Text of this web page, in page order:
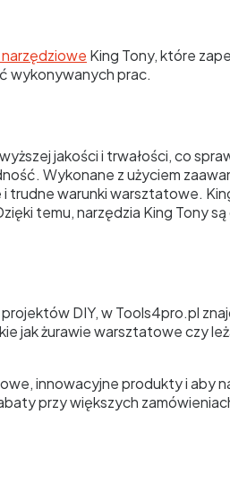
King Tony, które
wykonywanych prac.
jakości i trwałości, co
Wykonane z użyciem
trudne warunki warsztatowe.
temu, narzędzia King Tony są
DIY, w Tools4pro.pl
jak żurawie warsztatowe czy
innowacyjne produkty i aby
przy większych